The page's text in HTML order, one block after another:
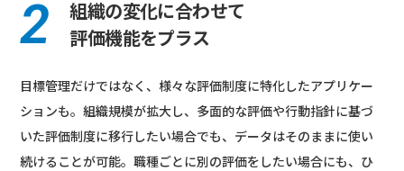
組織の変化に合わせて
評価機能をプラス
目標管理だけではなく、様々な評価制度に特化したアプリケー
ションも。組織規模が拡大し、多面的な評価や行動指針に基づ
いた評価制度に移行したい場合でも、データはそのままに使い
続けることが可能。職種ごとに別の評価をしたい場合にも、ひ